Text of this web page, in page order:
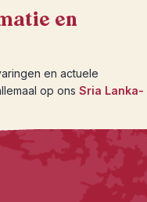
en
en actuele
op ons Sria Lanka-